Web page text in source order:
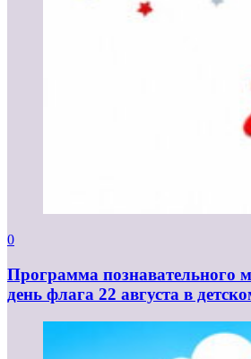
0
Программа познавательного
день флага 22 августа в